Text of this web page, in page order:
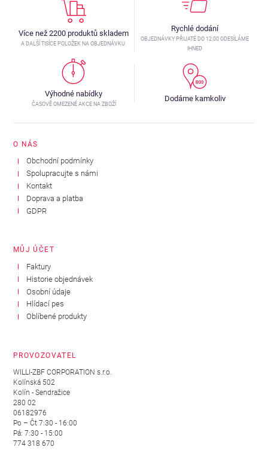
Více než 2200 produktů skladem
A DALŠÍ TISÍCE POLOŽEK NA OBJEDNÁVKU.
Rychlé dodání
OBJEDNÁVKY PŘIJATÉ DO 12:00 ODESÍLÁME
IHNED
Výhodné nabídky
ČASOVĚ OMEZENÉ AKCE NA ZBOŽÍ
Dodáme kamkoliv
O NÁS
Obchodní podmínky
Spolupracujte s námi
Kontakt
Doprava a platba
GDPR
MŮJ ÚČET
Faktury
Historie objednávek
Osobní údaje
Hlídací pes
Oblíbené produkty
PROVOZOVATEL
WILLI-ZBF CORPORATION s.r.o.
Kolínská 502
Kolín - Sendražice
280 02
06182976
Po – Čt 7:30 - 16:00
Pá: 7:30 - 15:00
774 318 670